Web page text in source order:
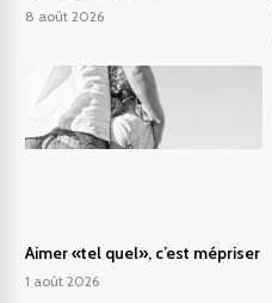
8 août 2026
Aimer «tel quel», c’est mépriser
1 août 2026